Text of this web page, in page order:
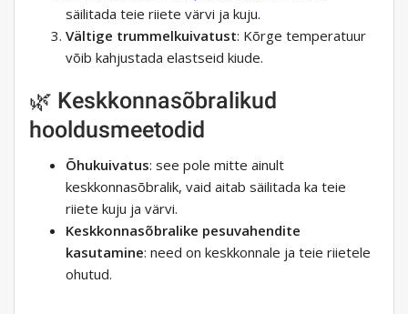
säilitada teie riiete värvi ja kuju.
Vältige trummelkuivatust: Kõrge temperatuur
võib kahjustada elastseid kiude.
🌿 Keskkonnasõbralikud
hooldusmeetodid
Õhukuivatus: see pole mitte ainult
keskkonnasõbralik, vaid aitab säilitada ka teie
riiete kuju ja värvi.
Keskkonnasõbralike pesuvahendite
kasutamine: need on keskkonnale ja teie riietele
ohutud.